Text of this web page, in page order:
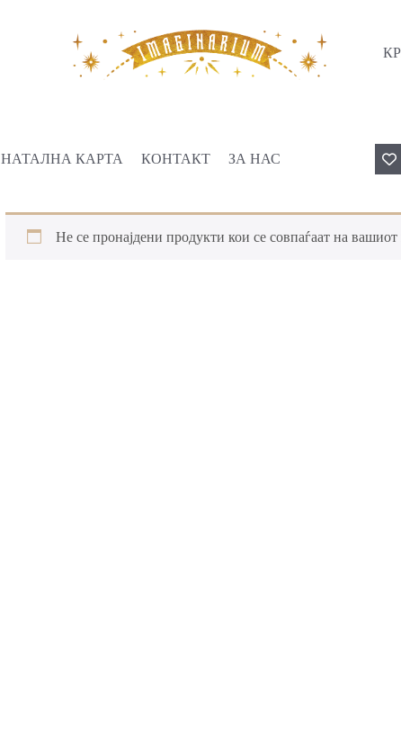
НАТАЛНА КАРТА КОНТАКТ ЗА НАС
Не се пронајдени продукти кои се совпаѓаат на вашиот